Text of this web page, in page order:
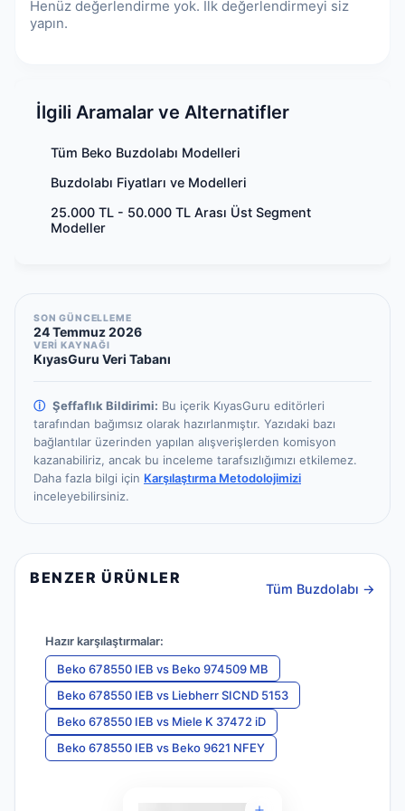
Henüz değerlendirme yok. İlk değerlendirmeyi siz
yapın.
İlgili Aramalar ve Alternatifler
Tüm Beko Buzdolabı Modelleri
Buzdolabı Fiyatları ve Modelleri
25.000 TL - 50.000 TL Arası Üst Segment
Modeller
SON GÜNCELLEME
24 Temmuz 2026
VERİ KAYNAĞI
KıyasGuru Veri Tabanı
ⓘ Şeffaflık Bildirimi: Bu içerik KıyasGuru editörleri
tarafından bağımsız olarak hazırlanmıştır. Yazıdaki bazı
bağlantılar üzerinden yapılan alışverişlerden komisyon
kazanabiliriz, ancak bu inceleme tarafsızlığımızı etkilemez.
Daha fazla bilgi için Karşılaştırma Metodolojimizi
inceleyebilirsiniz.
BENZER ÜRÜNLER
Tüm Buzdolabı →
Hazır karşılaştırmalar:
Beko 678550 IEB vs Beko 974509 MB
Beko 678550 IEB vs Liebherr SICND 5153
Beko 678550 IEB vs Miele K 37472 iD
Beko 678550 IEB vs Beko 9621 NFEY